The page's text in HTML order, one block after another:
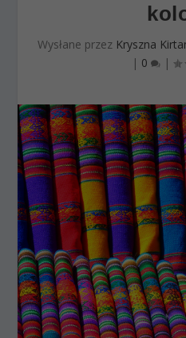
Wysłane przez Kryszna
| 0 |